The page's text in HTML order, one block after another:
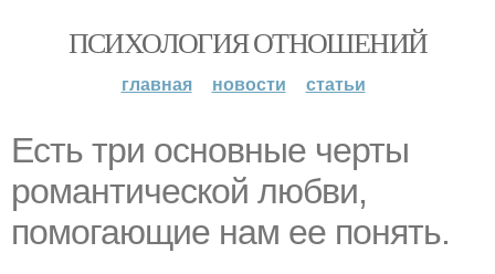
ПСИХОЛОГИЯ ОТНОШЕНИЙ
главная новости статьи
Есть три основные черты
романтической любви,
помогающие нам ее понять.